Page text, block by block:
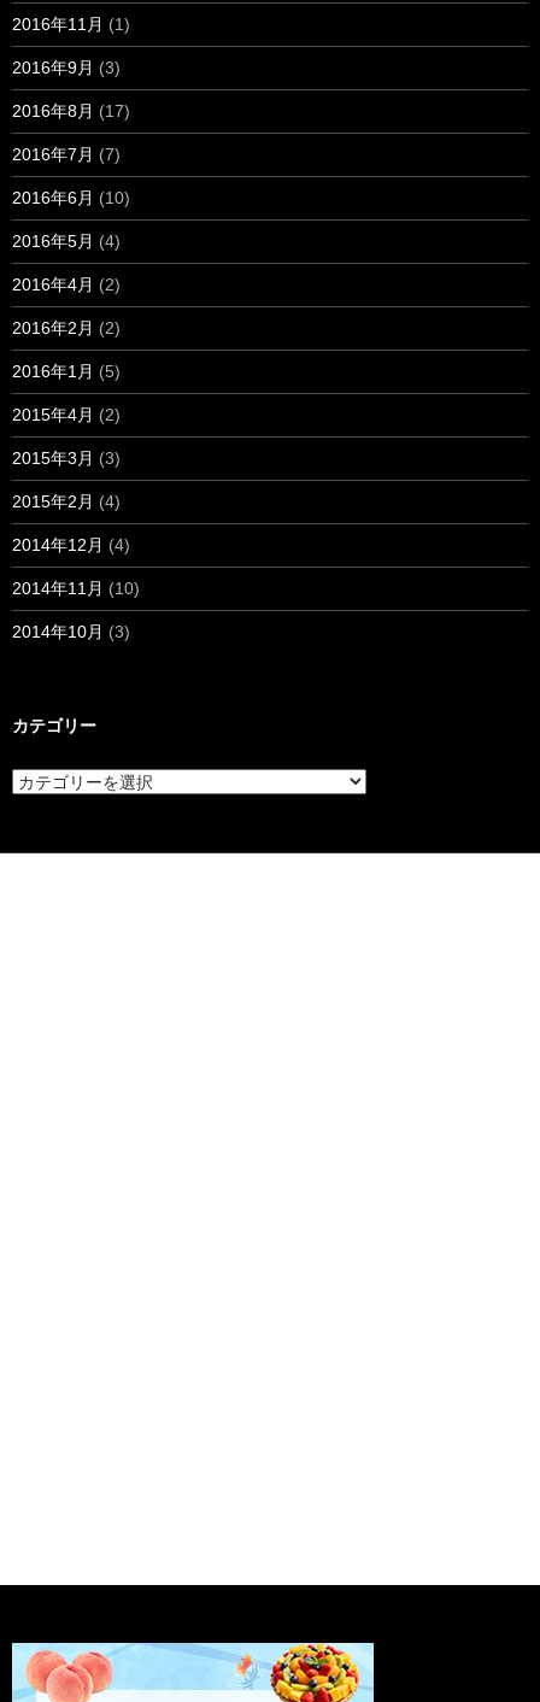
2016年11月 (1)
2016年9月 (3)
2016年8月 (17)
2016年7月 (7)
2016年6月 (10)
2016年5月 (4)
2016年4月 (2)
2016年2月 (2)
2016年1月 (5)
2015年4月 (2)
2015年3月 (3)
2015年2月 (4)
2014年12月 (4)
2014年11月 (10)
2014年10月 (3)
カテゴリー
カ
テ